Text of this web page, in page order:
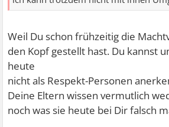
Weil Du schon frühzeitig die
den Kopf gestellt hast. Du kannst
heute
nicht als Respekt-Personen
Deine Eltern wissen vermutlich
noch was sie heute bei Dir falsch